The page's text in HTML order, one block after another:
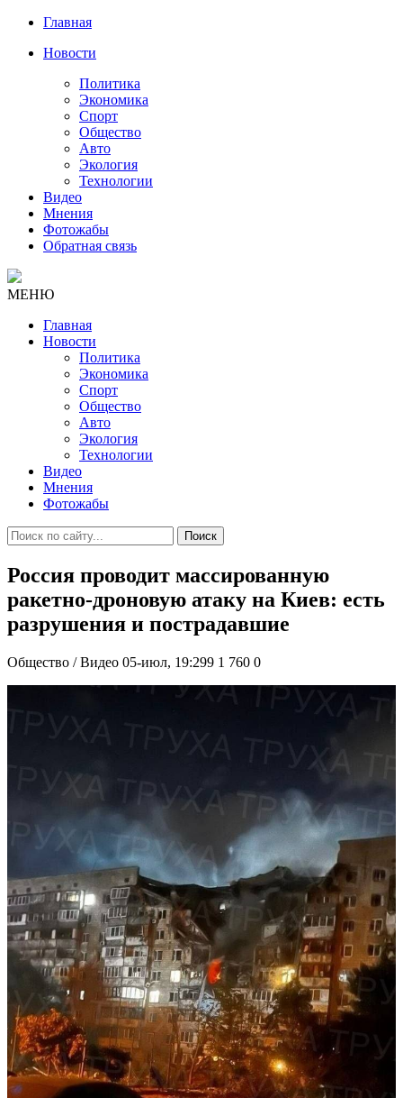
Главная
Новости
Политика
Экономика
Спорт
Общество
Авто
Экология
Технологии
Видео
Мнения
Фотожабы
Обратная связь
МЕНЮ
Главная
Новости
Политика
Экономика
Спорт
Общество
Авто
Экология
Технологии
Видео
Мнения
Фотожабы
Поиск
Россия проводит массированную
ракетно-дроновую атаку на Киев: есть
разрушения и пострадавшие
Общество / Видео 05-июл, 19:299 1 760 0